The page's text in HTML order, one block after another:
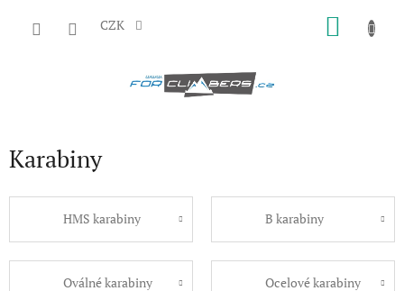
CZK
Karabiny
HMS karabiny B karabiny
Oválné karabiny Ocelové karabiny